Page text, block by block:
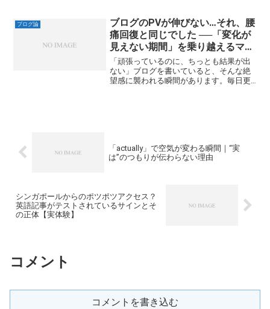
うな気持ち。でも――もしひまわりの発芽
の仕組みを知れば、ブログ...
ブログ論
ブログのPVが伸びない…それ、腰
痛回復と同じでした ──「変化が
見えない期間」を乗り越えるマイ
ンドセット
「頑張っているのに、ちっとも結果が出
ない」ブログを書いていると、そんな絶
望感に襲われる瞬間があります。毎日更
「actually」で空気が変わる瞬間｜“実
は”のつもりが伝わらない理由
シンガポールからのポツポツアクセス？
英語記事がテストされているサインとそ
の正体【実体験】
コメント
コメントを書き込む